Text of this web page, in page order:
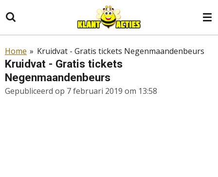
direct
naar
hoofdinhoud
Home » Kruidvat - Gratis tickets Negenmaandenbeurs
Kruidvat - Gratis tickets
Negenmaandenbeurs
Gepubliceerd op 7 februari 2019 om 13:58